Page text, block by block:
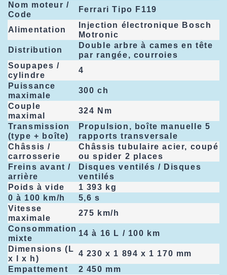
Nom moteur /
Code
Ferrari Tipo F119
Alimentation
Injection électronique Bosch
Motronic
Distribution
Double arbre à cames en tête
par rangée, courroies
Soupapes /
cylindre
4
Puissance
maximale
300 ch
Couple
maximal
324 Nm
Transmission
(type + boîte)
Propulsion, boîte manuelle 5
rapports transversale
Châssis /
carrosserie
Châssis tubulaire acier, coupé
ou spider 2 places
Freins avant /
arrière
Disques ventilés / Disques
ventilés
Poids à vide
1 393 kg
0 à 100 km/h
5,6 s
Vitesse
maximale
275 km/h
Consommation
mixte
14 à 16 L / 100 km
Dimensions (L
x l x h)
4 230 x 1 894 x 1 170 mm
Empattement
2 450 mm